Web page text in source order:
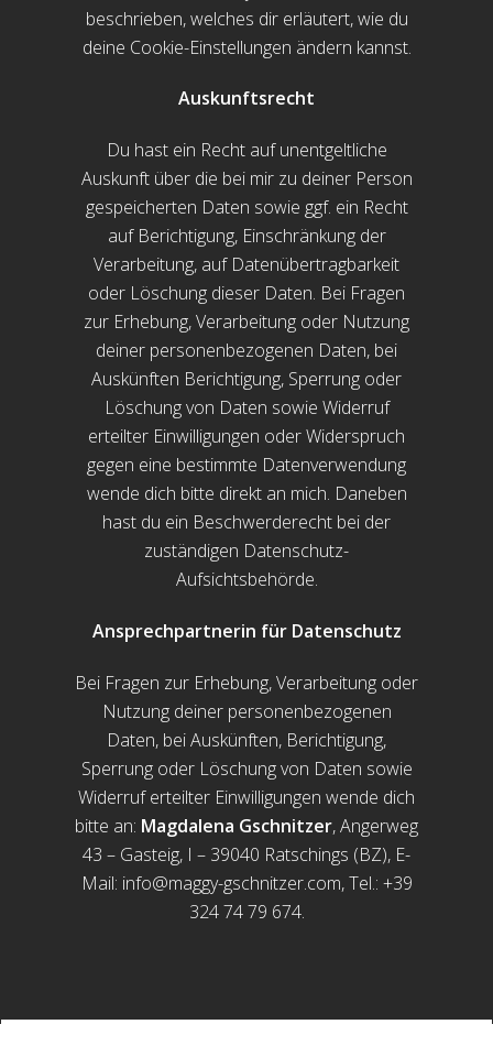
beschrieben, welches dir erläutert, wie du
deine Cookie-Einstellungen ändern kannst.
Auskunftsrecht
Du hast ein Recht auf unentgeltliche
Auskunft über die bei mir zu deiner Person
gespeicherten Daten sowie ggf. ein Recht
auf Berichtigung, Einschränkung der
Verarbeitung, auf Datenübertragbarkeit
oder Löschung dieser Daten. Bei Fragen
zur Erhebung, Verarbeitung oder Nutzung
deiner personenbezogenen Daten, bei
Auskünften Berichtigung, Sperrung oder
Löschung von Daten sowie Widerruf
erteilter Einwilligungen oder Widerspruch
gegen eine bestimmte Datenverwendung
wende dich bitte direkt an mich. Daneben
hast du ein Beschwerderecht bei der
zuständigen Datenschutz-
Aufsichtsbehörde.
Ansprechpartnerin für Datenschutz
Bei Fragen zur Erhebung, Verarbeitung oder
Nutzung deiner personenbezogenen
Daten, bei Auskünften, Berichtigung,
Sperrung oder Löschung von Daten sowie
Widerruf erteilter Einwilligungen wende dich
bitte an: Magdalena Gschnitzer, Angerweg
43 – Gasteig, I – 39040 Ratschings (BZ), E-
Mail: info@maggy-gschnitzer.com, Tel.: +39
324 74 79 674.